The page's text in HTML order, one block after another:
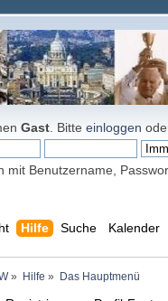
Gast . Bitteeinloggen
mit Benutzername,
Hilfe Suche Kalender
» Hilfe » Das Hauptmenü